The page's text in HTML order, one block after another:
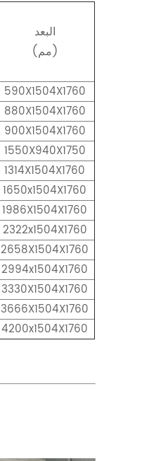
البعد
(مم)
590X1504X1760
880X1504X1760
900X1504X1760
1550X940X1750
1314X1504X1760
1650x1504X1760
1986X1504X1760
2322x1504X1760
2658X1504X1760
2994x1504X1760
3330X1504X1760
3666X1504X1760
4200x1504X1760